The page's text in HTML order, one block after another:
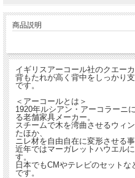
商品説明
イギリスアーコール社のクエー
背もたれが高く背中をしっかり
です。
＜アーコールとは＞
1920年ルシアン・アーコラーニ
る老舗家具メーカー。
スチームで木を湾曲させるウィ
たほか、
ニレ材を自由自在に変形させる
近年ではマーガレットハウエル
す。
日本でもCMやテレビのセット
です。